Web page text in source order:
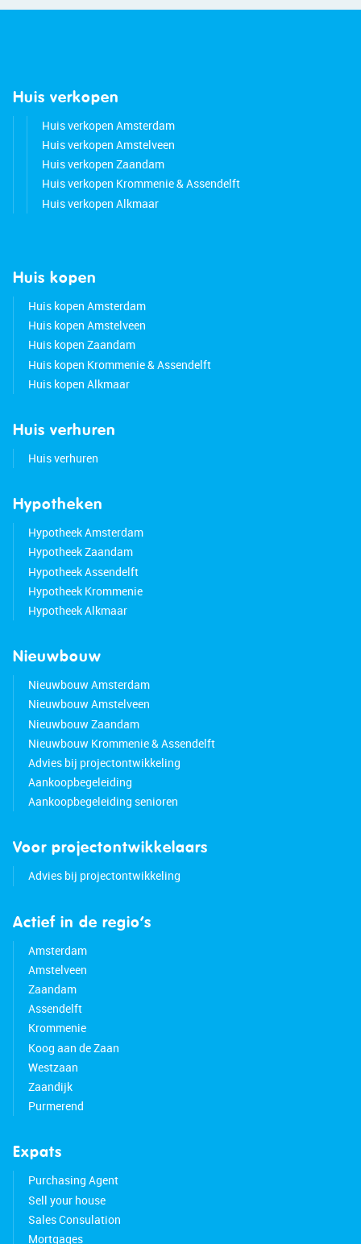
Huis verkopen
Huis verkopen Amsterdam
Huis verkopen Amstelveen
Huis verkopen Zaandam
Huis verkopen Krommenie & Assendelft
Huis verkopen Alkmaar
Huis kopen
Huis kopen Amsterdam
Huis kopen Amstelveen
Huis kopen Zaandam
Huis kopen Krommenie & Assendelft
Huis kopen Alkmaar
Huis verhuren
Huis verhuren
Hypotheken
Hypotheek Amsterdam
Hypotheek Zaandam
Hypotheek Assendelft
Hypotheek Krommenie
Hypotheek Alkmaar
Nieuwbouw
Nieuwbouw Amsterdam
Nieuwbouw Amstelveen
Nieuwbouw Zaandam
Nieuwbouw Krommenie & Assendelft
Advies bij projectontwikkeling
Aankoopbegeleiding
Aankoopbegeleiding senioren
Voor projectontwikkelaars
Advies bij projectontwikkeling
Actief in de regio’s
Amsterdam
Amstelveen
Zaandam
Assendelft
Krommenie
Koog aan de Zaan
Westzaan
Zaandijk
Purmerend
Expats
Purchasing Agent
Sell your house
Sales Consulation
Mortgages